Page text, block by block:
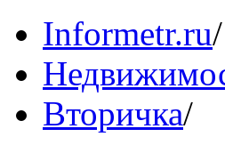
Informetr.ru/
Вторичка/